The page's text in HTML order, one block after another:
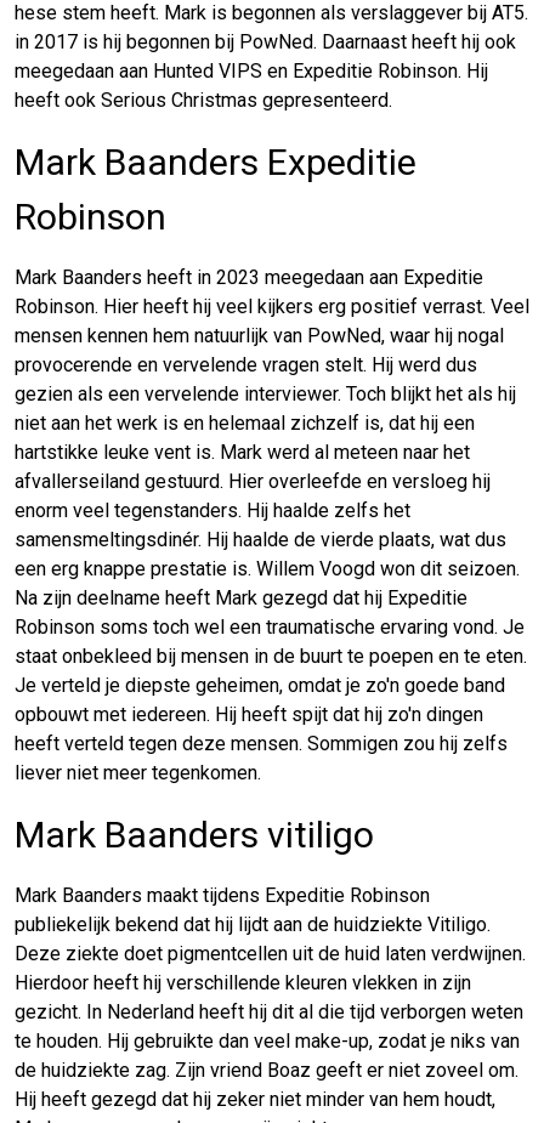
hese stem heeft. Mark is begonnen als verslaggever bij AT5.
in 2017 is hij begonnen bij PowNed. Daarnaast heeft hij ook
meegedaan aan Hunted VIPS en Expeditie Robinson. Hij
heeft ook Serious Christmas gepresenteerd.
Mark Baanders Expeditie
Robinson
Mark Baanders heeft in 2023 meegedaan aan Expeditie
Robinson. Hier heeft hij veel kijkers erg positief verrast. Veel
mensen kennen hem natuurlijk van PowNed, waar hij nogal
provocerende en vervelende vragen stelt. Hij werd dus
gezien als een vervelende interviewer. Toch blijkt het als hij
niet aan het werk is en helemaal zichzelf is, dat hij een
hartstikke leuke vent is. Mark werd al meteen naar het
afvallerseiland gestuurd. Hier overleefde en versloeg hij
enorm veel tegenstanders. Hij haalde zelfs het
samensmeltingsdinér. Hij haalde de vierde plaats, wat dus
een erg knappe prestatie is. Willem Voogd won dit seizoen.
Na zijn deelname heeft Mark gezegd dat hij Expeditie
Robinson soms toch wel een traumatische ervaring vond. Je
staat onbekleed bij mensen in de buurt te poepen en te eten.
Je verteld je diepste geheimen, omdat je zo'n goede band
opbouwt met iedereen. Hij heeft spijt dat hij zo'n dingen
heeft verteld tegen deze mensen. Sommigen zou hij zelfs
liever niet meer tegenkomen.
Mark Baanders vitiligo
Mark Baanders maakt tijdens Expeditie Robinson
publiekelijk bekend dat hij lijdt aan de huidziekte Vitiligo.
Deze ziekte doet pigmentcellen uit de huid laten verdwijnen.
Hierdoor heeft hij verschillende kleuren vlekken in zijn
gezicht. In Nederland heeft hij dit al die tijd verborgen weten
te houden. Hij gebruikte dan veel make-up, zodat je niks van
de huidziekte zag. Zijn vriend Boaz geeft er niet zoveel om.
Hij heeft gezegd dat hij zeker niet minder van hem houdt,